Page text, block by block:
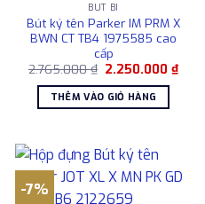
₫.
BÚT BI
Bút ký tên Parker IM PRM X
BWN CT TB4 1975585 cao
cấp
2.765.000₫ Giá
là:
2.765.000 ₫.
2.250.000₫Giá
hiện
THÊM VÀO GIỎ HÀNG
-7%